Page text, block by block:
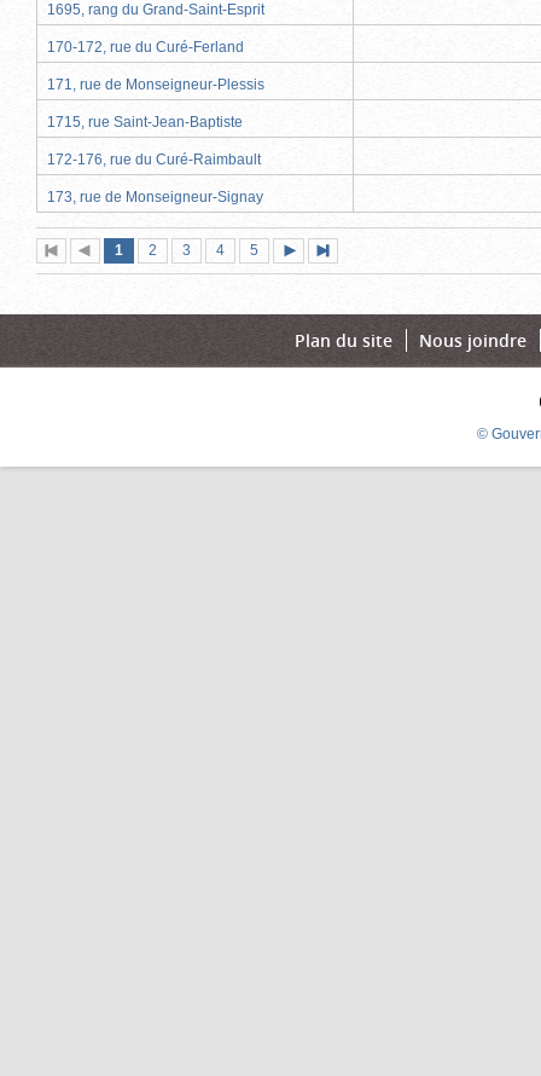
1695, rang du Grand-Saint-Esprit
170-172, rue du Curé-Ferland
171, rue de Monseigneur-Plessis
1715, rue Saint-Jean-Baptiste
172-176, rue du Curé-Raimbault
173, rue de Monseigneur-Signay
Première
page
Page
précédente
Page
1 (page
actuelle)
Page
2 Page
3 Page
4 Page
5
suivante
page
Plan du site Nous joindre
©